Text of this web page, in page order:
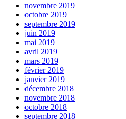
novembre 2019
octobre 2019
septembre 2019
juin 2019
mai 2019
avril 2019
mars 2019
février 2019
janvier 2019
décembre 2018
novembre 2018
octobre 2018
septembre 2018